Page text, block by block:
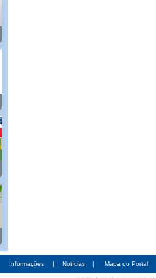
Informações | Notícias | Mapa do Portal